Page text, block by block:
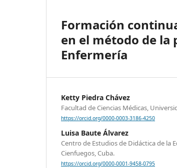
Formación
en el método de la
Enfermería
Ketty Piedra Chávez
Facultad de Ciencias Médicas,
https://orcid.org/0000-0003-3186-4250
Luisa Baute Álvarez
Centro de Estudios de Didáctica de la
Cienfuegos, Cuba.
https://orcid.org/0000-0001-9458-0795